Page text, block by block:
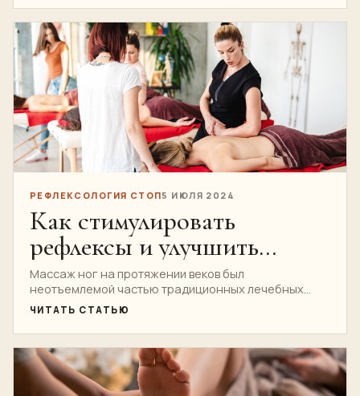
РЕФЛЕКСОЛОГИЯ СТОП5 ИЮЛЯ 2024
Как стимулировать
рефлексы и улучшить
здоровье с помощью
традиционного массажа
ног в школе Нуад Тай
Массаж ног на протяжении веков был
неотъемлемой частью традиционных лечебных
практик. В школе Нуад Тай...
ЧИТАТЬ СТАТЬЮ